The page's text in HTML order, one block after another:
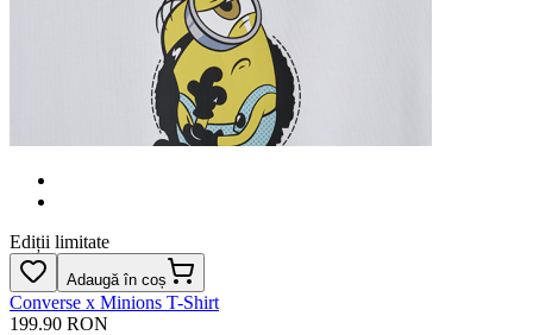
Ediții limitate
Adaugă în coș
Converse x Minions T-Shirt
199.90 RON